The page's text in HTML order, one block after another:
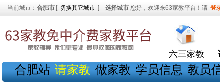
当前城市： 合肥市 [ 切换其它城市 ] 选择城市 您好，欢迎来63家教平台！请 登
六三家教
合肥站 请家教 做家教 学员信息 教员